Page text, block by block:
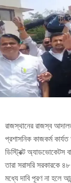
রাজস্থানের রাজস্ব
প্রশাসনিক কাজকর্ম
ডিস্ট্রিক্ট
তারা সরাসরি সরকারকে
মধ্যে দাবি পূরণ না হলে